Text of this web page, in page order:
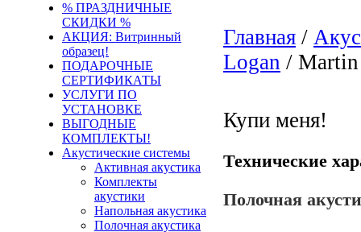
% ПРАЗДНИЧНЫЕ
СКИДКИ %
АКЦИЯ: Витринный
образец!
ПОДАРОЧНЫЕ
СЕРТИФИКАТЫ
УСЛУГИ ПО
УСТАНОВКЕ
ВЫГОДНЫЕ
КОМПЛЕКТЫ!
Акустические системы
Активная акустика
Комплекты
акустики
Напольная акустика
Полочная акустика
Главная /
Logan / Martin
Купи меня!
Технические
Полочная